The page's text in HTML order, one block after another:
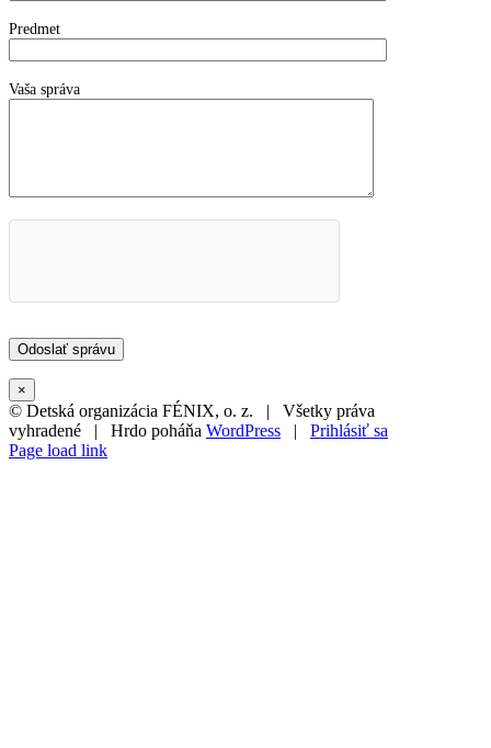
Predmet
Vaša správa
×
© Detská organizácia FÉNIX, o. z. | Všetky práva
vyhradené | Hrdo poháňa WordPress
Prihlásiť sa
Page load link